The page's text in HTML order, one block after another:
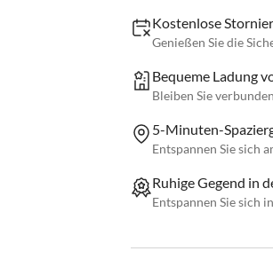
Kostenlose
Genießen Sie die
Bequeme Ladung
Bleiben Sie
5-Minuten-
Entspannen Sie sich
Ruhige Gegend in
Entspannen Sie sich